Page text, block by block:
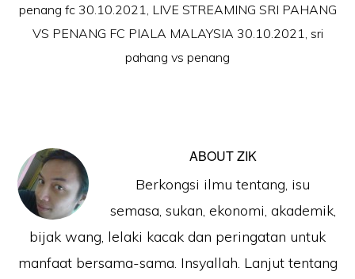
penang fc 30.10.2021, LIVE STREAMING SRI PAHANG
VS PENANG FC PIALA MALAYSIA 30.10.2021, sri
pahang vs penang
ABOUTZIK
Berkongsi ilmu tentang, isu
semasa, sukan, ekonomi, akademik,
bijak wang, lelaki kacak dan peringatan untuk
manfaat bersama-sama. Insyallah. Lanjut tentang